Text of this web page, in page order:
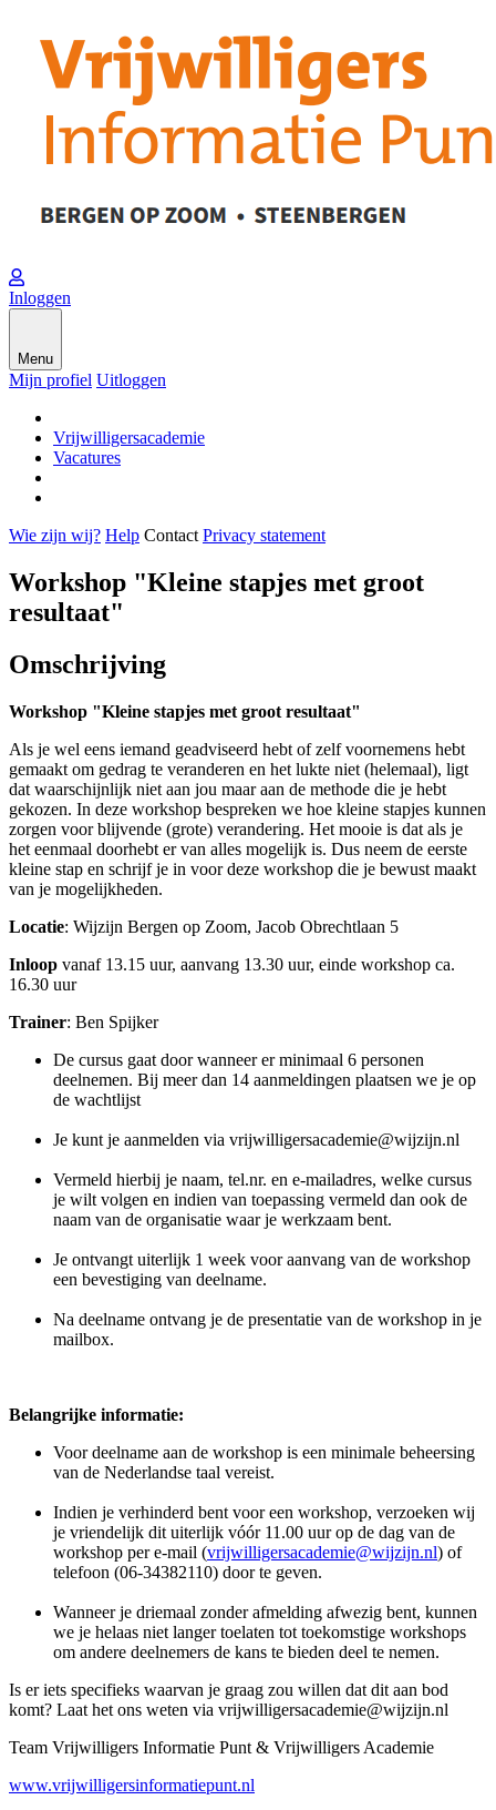
Inloggen
Menu
Mijn profiel Uitloggen
Vrijwilligersacademie
Vacatures
Wie zijn wij? Help Contact Privacy statement
Workshop "Kleine stapjes met groot
resultaat"
Omschrijving
Workshop "Kleine stapjes met groot resultaat"
Als je wel eens iemand geadviseerd hebt of zelf voornemens hebt
gemaakt om gedrag te veranderen en het lukte niet (helemaal), ligt
dat waarschijnlijk niet aan jou maar aan de methode die je hebt
gekozen. In deze workshop bespreken we hoe kleine stapjes kunnen
zorgen voor blijvende (grote) verandering. Het mooie is dat als je
het eenmaal doorhebt er van alles mogelijk is. Dus neem de eerste
kleine stap en schrijf je in voor deze workshop die je bewust maakt
van je mogelijkheden.
Locatie: Wijzijn Bergen op Zoom, Jacob Obrechtlaan 5
Inloop vanaf 13.15 uur, aanvang 13.30 uur, einde workshop ca.
16.30 uur
Trainer: Ben Spijker
De cursus gaat door wanneer er minimaal 6 personen
deelnemen. Bij meer dan 14 aanmeldingen plaatsen we je op
de wachtlijst
Je kunt je aanmelden via vrijwilligersacademie@wijzijn.nl
Vermeld hierbij je naam, tel.nr. en e-mailadres, welke cursus
je wilt volgen en indien van toepassing vermeld dan ook de
naam van de organisatie waar je werkzaam bent.
Je ontvangt uiterlijk 1 week voor aanvang van de workshop
een bevestiging van deelname.
Na deelname ontvang je de presentatie van de workshop in je
mailbox.
Belangrijke informatie:
Voor deelname aan de workshop is een minimale beheersing
van de Nederlandse taal vereist.
Indien je verhinderd bent voor een workshop, verzoeken wij
je vriendelijk dit uiterlijk vóór 11.00 uur op de dag van de
workshop per e-mail (vrijwilligersacademie@wijzijn.nl) of
telefoon (06-34382110) door te geven.
Wanneer je driemaal zonder afmelding afwezig bent, kunnen
we je helaas niet langer toelaten tot toekomstige workshops
om andere deelnemers de kans te bieden deel te nemen.
Is er iets specifieks waarvan je graag zou willen dat dit aan bod
komt? Laat het ons weten via vrijwilligersacademie@wijzijn.nl
Team Vrijwilligers Informatie Punt & Vrijwilligers Academie
www.vrijwilligersinformatiepunt.nl